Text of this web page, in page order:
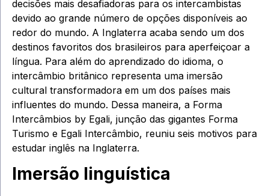
decisões mais desafiadoras para os intercambistas
devido ao grande número de opções disponíveis ao
redor do mundo. A Inglaterra acaba sendo um dos
destinos favoritos dos brasileiros para aperfeiçoar a
língua. Para além do aprendizado do idioma, o
intercâmbio britânico representa uma imersão
cultural transformadora em um dos países mais
influentes do mundo. Dessa maneira, a Forma
Intercâmbios by Egali, junção das gigantes Forma
Turismo e Egali Intercâmbio, reuniu seis motivos para
estudar inglês na Inglaterra.
Imersão linguística